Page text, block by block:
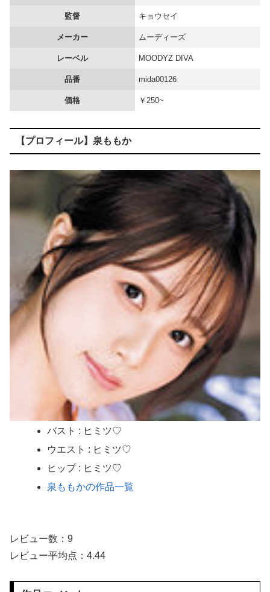
海外「飛田新地でこんなアイドル級の子と即ハメできるのかよ」⇒ 晒された無修正動画がコチラ
身長146cmでふさふさ陰毛の地味っ娘 佐々倉ひより、大舌ﾚ交解禁で顔も腟内も精●で汚されまくるｗｗ
韓国のAVですがセッ○スシーンがリアルすぎて○起確定です！！
【画像】 日テレ女子アナさん、とんでもないグラビアを披露した結果・・・
【画像】 下着姿で昼寝中の妹のケツｗｗｗｗｗｗｗｗｗｗｗｗｗ
【画像】 女子高生「え待って、パパが隣りの車両いる。。。」
【悲報】 味噌ラーメンで行列、出来ない
【驚愕】看護師(若い女)にチ○コ拭かれたらｗｗｗｗｗｗｗｗｗｗｗ
【画像】 どえらい乳のJSが発見される
ギリギリやれるブス巨乳ｗｗｗｗｗｗｗｗｗ （※画像あり）
ハメ撮りプライベート フェロモン美尻 わたしスケベなの 高嶋和
監督 キョウセイ
メーカー ムーディーズ
レーベル MOODYZ DIVA
品番 mida00126
価格 ￥250~
【プロフィール】泉ももか
バスト : ヒミツ♡
ウエスト : ヒミツ♡
ヒップ : ヒミツ♡
泉ももかの作品一覧
レビュー数：9
レビュー平均点：4.44